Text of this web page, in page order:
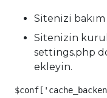
Sitenizi
Sitenizin
settings.php
ekleyin.